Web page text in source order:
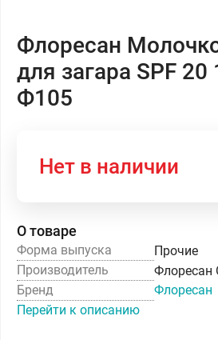
Флоресан
для загара SPF
Ф105
Нет в наличии
О товаре
Форма выпуска
Прочие
Производитель
Флоресан
Бренд
Флоресан
Перейти к описанию